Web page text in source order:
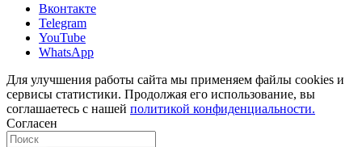
Вконтакте
Telegram
YouTube
WhatsApp
Для улучшения работы сайта мы применяем файлы cookies и
сервисы статистики. Продолжая его использование, вы
соглашаетесь с нашей политикой конфиденциальности.
Согласен